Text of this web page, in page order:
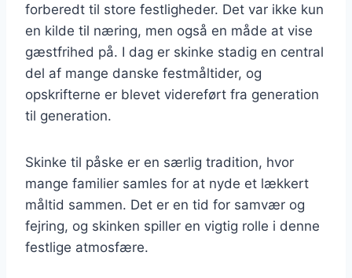
forberedt til store festligheder. Det var ikke kun
en kilde til næring, men også en måde at vise
gæstfrihed på. I dag er skinke stadig en central
del af mange danske festmåltider, og
opskrifterne er blevet videreført fra generation
til generation.
Skinke til påske er en særlig tradition, hvor
mange familier samles for at nyde et lækkert
måltid sammen. Det er en tid for samvær og
fejring, og skinken spiller en vigtig rolle i denne
festlige atmosfære.